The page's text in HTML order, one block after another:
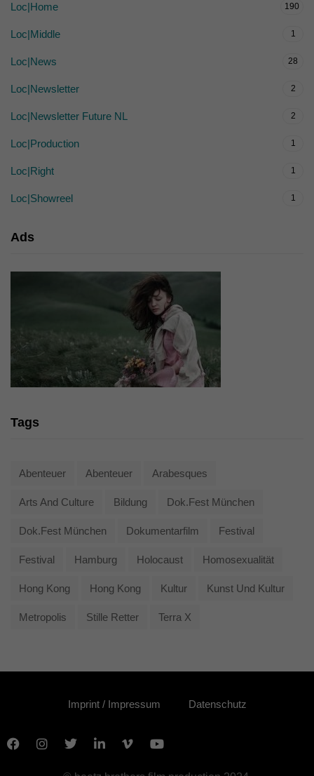
Loc|Home 190
Loc|Middle 1
Loc|News 28
Loc|Newsletter 2
Loc|Newsletter Future NL 2
Loc|Production 1
Loc|Right 1
Loc|Showreel 1
Ads
Tags
Abenteuer Abenteuer Arabesques
Arts And Culture Bildung Dok.fest München
Dok.fest München Dokumentarfilm Festival
Festival Hamburg Holocaust Homosexualität
Hong Kong Hong Kong Kultur Kunst Und Kultur
Metropolis Stille Retter Terra X
Imprint / Impressum Datenschutz